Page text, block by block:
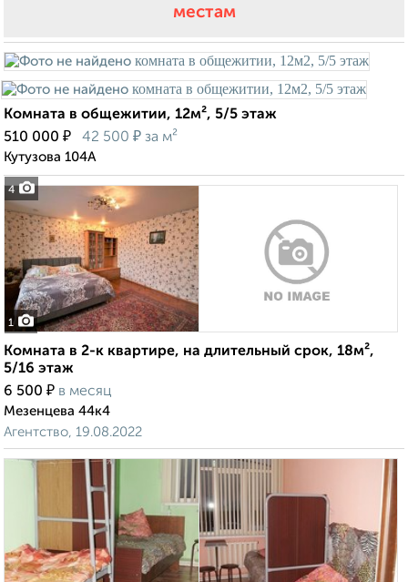
местам
4
Комната в общежитии, 12м², 5/5 этаж
510 000 ₽ 42 500 ₽ за м²
Кутузова 104А
1
Комната в 2-к квартире, на длительный срок, 18м²,
5/16 этаж
6 500 ₽ в месяц
Мезенцева 44к4
Агентство, 19.08.2022